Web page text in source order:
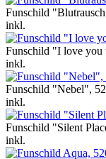
Funschild
inkl.
Funschild "I love you
inkl.
Funschild "Nebel",
inkl.
Funschild "Silent
inkl.